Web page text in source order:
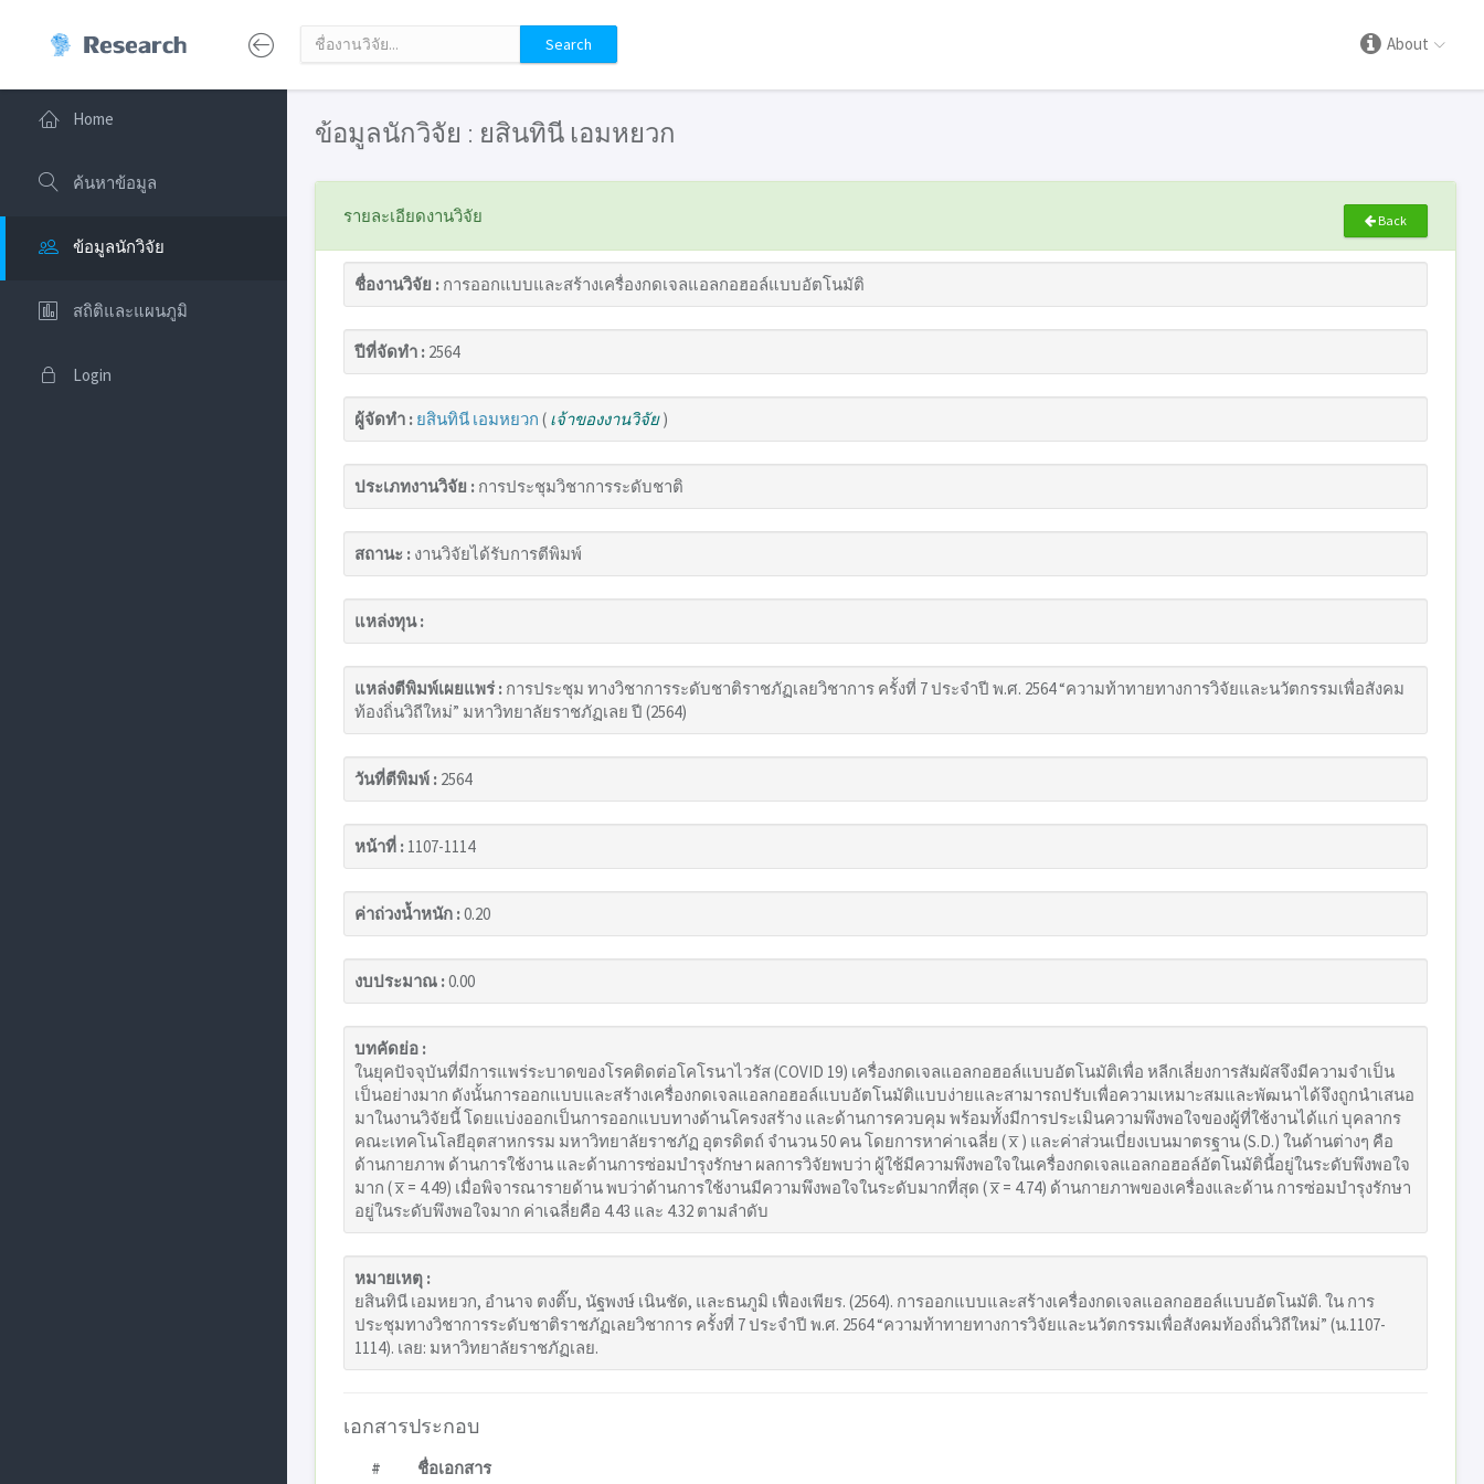
About
Home
ค้นหาข้อมูล
ข้อมูลนักวิจัย
สถิติและแผนภูมิ
Login
ข้อมูลนักวิจัย : ยสินทินี เอมหยวก
รายละเอียดงานวิจัย Back
ชื่องานวิจัย : การออกแบบและสร้างเครื่องกดเจลแอลกอฮอล์แบบอัตโนมัติ
ปีที่จัดทำ : 2564
ผู้จัดทำ : ยสินทินี เอมหยวก ( เจ้าของงานวิจัย)
ประเภทงานวิจัย : การประชุมวิชาการระดับชาติ
สถานะ : งานวิจัยได้รับการตีพิมพ์
แหล่งทุน :
แหล่งตีพิมพ์เผยแพร่ : การประชุม ทางวิชาการระดับชาติราชภัฏเลยวิชาการ ครั้งที่ 7 ประจำปี พ.ศ. 2564 “ความท้าทายทางการวิจัยและนวัตกรรมเพื่อสังคม
ท้องถิ่นวิถีใหม่” มหาวิทยาลัยราชภัฏเลย ปี (2564)
วันที่ตีพิมพ์ : 2564
หน้าที่ : 1107-1114
ค่าถ่วงน้ำหนัก :0.20
งบประมาณ :0.00
บทคัดย่อ :
ในยุคปัจจุบันที่มีการแพร่ระบาดของโรคติดต่อโคโรนาไวรัส (COVID 19) เครื่องกดเจลแอลกอฮอล์แบบอัตโนมัติเพื่อ หลีกเลี่ยงการสัมผัสจึงมีความจำเป็น
เป็นอย่างมาก ดังนั้นการออกแบบและสร้างเครื่องกดเจลแอลกอฮอล์แบบอัตโนมัติแบบง่ายและสามารถปรับเพื่อความเหมาะสมและพัฒนาได้จึงถูกนำเสนอ
มาในงานวิจัยนี้ โดยแบ่งออกเป็นการออกแบบทางด้านโครงสร้าง และด้านการควบคุม พร้อมทั้งมีการประเมินความพึงพอใจของผู้ที่ใช้งานได้แก่ บุคลากร
คณะเทคโนโลยีอุตสาหกรรม มหาวิทยาลัยราชภัฏ อุตรดิตถ์ จำนวน 50 คน โดยการหาค่าเฉลี่ย ( x̅ ) และค่าส่วนเบี่ยงเบนมาตรฐาน (S.D.) ในด้านต่างๆ คือ
ด้านกายภาพ ด้านการใช้งาน และด้านการซ่อมบำรุงรักษา ผลการวิจัยพบว่า ผู้ใช้มีความพึงพอใจในเครื่องกดเจลแอลกอฮอล์อัตโนมัตินี้อยู่ในระดับพึงพอใจ
มาก ( x̅ = 4.49) เมื่อพิจารณารายด้าน พบว่าด้านการใช้งานมีความพึงพอใจในระดับมากที่สุด ( x̅ = 4.74) ด้านกายภาพของเครื่องและด้าน การซ่อมบำรุงรักษา
อยู่ในระดับพึงพอใจมาก ค่าเฉลี่ยคือ 4.43 และ 4.32 ตามลำดับ
หมายเหตุ :
ยสินทินี เอมหยวก, อํานาจ ตงติ๊บ, นัฐพงษ์ เนินชัด, และธนภูมิ เฟื่องเพียร. (2564). การออกแบบและสร้างเครื่องกดเจลแอลกอฮอล์แบบอัตโนมัติ. ใน การ
ประชุมทางวิชาการระดับชาติราชภัฏเลยวิชาการ ครั้งที่ 7 ประจำปี พ.ศ. 2564 “ความท้าทายทางการวิจัยและนวัตกรรมเพื่อสังคมท้องถิ่นวิถีใหม่” (น.1107-
1114). เลย: มหาวิทยาลัยราชภัฏเลย.
เอกสารประกอบ
# ชื่อเอกสาร